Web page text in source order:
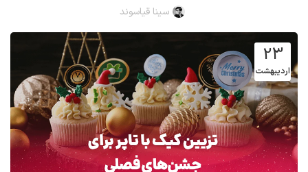
سینا قیاسوند
23
اردیبهشت